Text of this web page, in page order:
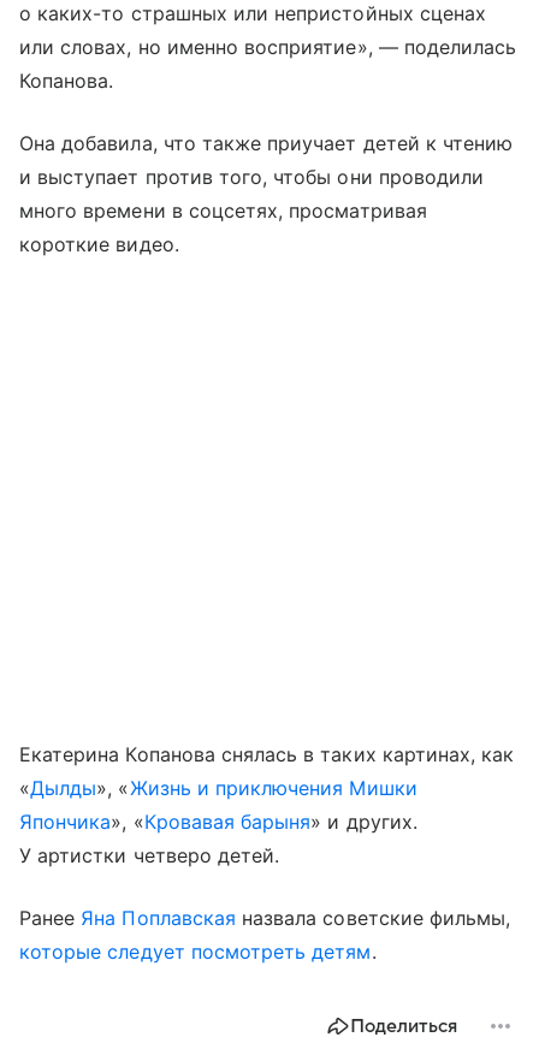
о каких-то страшных или непристойных сценах
или словах, но именно восприятие», — поделилась
Копанова.
Она добавила, что также приучает детей к чтению
и выступает против того, чтобы они проводили
много времени в соцсетях, просматривая
короткие видео.
Екатерина Копанова снялась в таких картинах, как
«Дылды», «Жизнь и приключения Мишки
Япончика», «Кровавая барыня» и других.
У артистки четверо детей.
Ранее Яна Поплавская назвала советские фильмы,
которые следует посмотреть детям.
Поделиться